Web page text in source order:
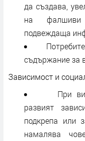
да създава,
на фалшиви
подвеждаща
съдържание за
Зависимост и
При
развият
подкрепа или
намалява